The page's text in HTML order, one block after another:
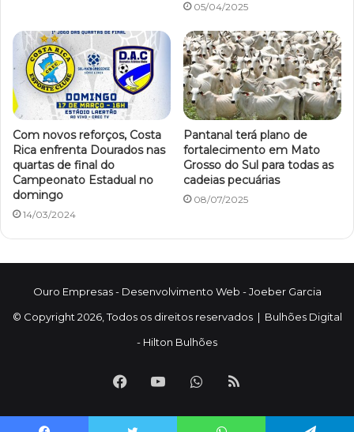
05/04/2025
Com novos reforços, Costa
Rica enfrenta Dourados nas
quartas de final do
Campeonato Estadual no
domingo
14/03/2024
Pantanal terá plano de
fortalecimento em Mato
Grosso do Sul para todas as
cadeias pecuárias
08/07/2025
Ouro Empresas- Desenvolvimento Web -Joeber Garcia
© Copyright 2026, Todos os direitos reservados | Bulhões Digital
- Hilton Bulhões
Facebook
YouTubeWhatsApp
RSS